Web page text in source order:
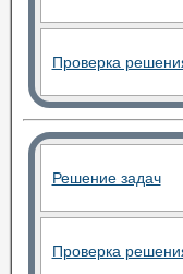
Проверка
Решение задач
Проверка